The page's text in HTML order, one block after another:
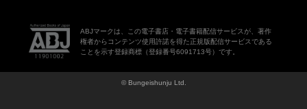
ABJマークは、この電子書店・電子書籍配信サービスが、著作
権者からコンテンツ使用許諾を得た正規版配信サービスである
ことを示す登録商標（登録番号6091713号）です。
© Bungeishunju Ltd.